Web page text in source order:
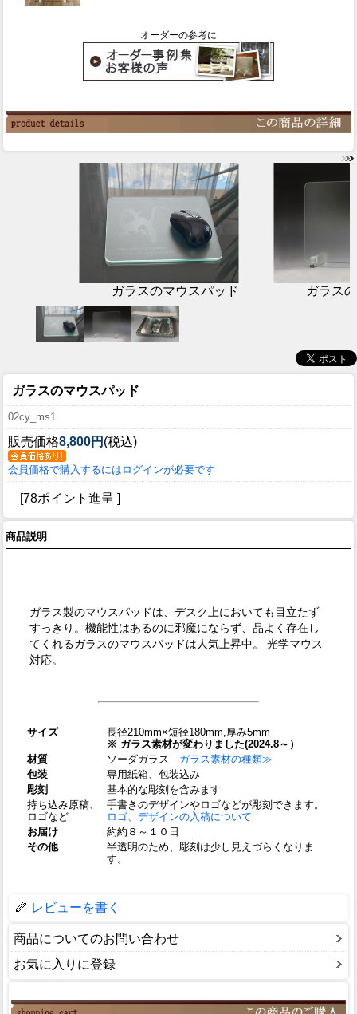
オーダーの参考に
ガラスのマウスパッド ガラス
ガラスのマウスパッド
02cy_ms1
販売価格8,800円 (税込)
会員価格で購入するにはログインが必要です
[78ポイント進呈 ]
商品説明
ガラス製のマウスパッドは、デスク上においても目立たず
すっきり。機能性はあるのに邪魔にならず、品よく存在し
てくれるガラスのマウスパッドは人気上昇中。 光学マウス
対応。
サイズ
長径210mm×短径180mm,厚み5mm
※ ガラス素材が変わりました(2024.8～）
材質
ソーダガラス ガラス素材の種類≫
包装
専用紙箱、包装込み
彫刻
基本的な彫刻を含みます
持ち込み原稿、
ロゴなど
手書きのデザインやロゴなどが彫刻できます。
ロゴ、デザインの入稿について
お届け
約約８～１０日
その他
半透明のため、彫刻は少し見えづらくなりま
す。
レビューを書く
商品についてのお問い合わせ
お気に入りに登録